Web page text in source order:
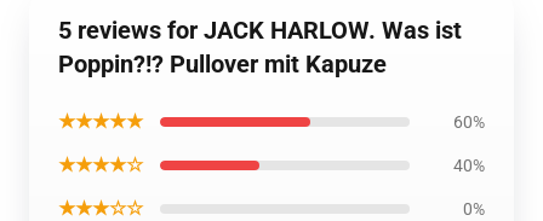
5 reviews for JACK HARLOW. Was ist
Poppin?!? Pullover mit Kapuze
★★★★★ 60%
★★★★☆ 40%
★★★☆☆ 0%